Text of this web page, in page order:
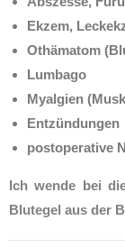
Ekzem,
Othämatom
Lumbago
Myalgien
Entzündungen
postoperative
Ich wende bei
Blutegel aus der